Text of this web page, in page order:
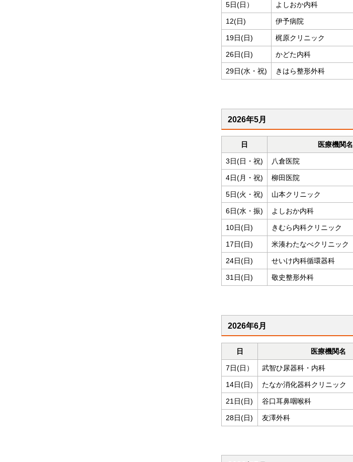
5日(日） よしおか内科
12(日) 伊予病院
19日(日) 梶原クリニック
26日(日) かどた内科
29日(水・祝) きはら整形外科
2026年5月
日 医療機関名
3日(日・祝) 八倉医院
4日(月・祝) 柳田医院
5日(火・祝) 山本クリニック
6日(水・振) よしおか内科
10日(日) きむら内科クリニック
17日(日) 米湊わたなべクリニック
24日(日) せいけ内科循環器科
31日(日) 敬史整形外科
2026年6月
日 医療機関名
7日(日） 武智ひ尿器科・内科
14日(日) たなか消化器科クリニック
21日(日) 谷口耳鼻咽喉科
28日(日) 友澤外科